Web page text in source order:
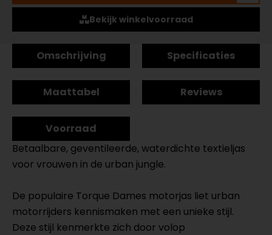
Bekijk winkelvoorraad
Omschrijving Specificaties
Maattabel Reviews
Voorraad
Betaalbare, geventileerde, waterdichte textieljas
voor vrouwen in de urban jungle.
De populaire Torque Dames motorjas liet urban
motorrijders kennismaken met een unieke stijl.
Deze stijl kenmerkte zich door volop